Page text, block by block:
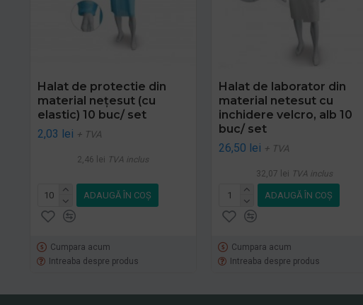
Halat de protectie din
material nețesut (cu
elastic) 10 buc/ set
2,03 lei + TVA
2,46 lei TVA inclus
ADAUGĂ ÎN COŞ
Cumpara acum
Intreaba despre produs
Halat de laborator din
material netesut cu
inchidere velcro, alb 10
buc/ set
26,50 lei + TVA
32,07 lei TVA inclus
ADAUGĂ ÎN COŞ
Cumpara acum
Intreaba despre produs